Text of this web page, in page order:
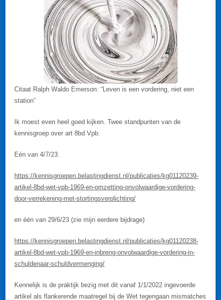
Citaat Ralph Waldo Emerson: “Leven is een vordering, niet een
station”
Ik moest even heel goed kijken. Twee standpunten van de
kennisgroep over art 8bd Vpb.
Eén van 4/7/23.
https://kennisgroepen.belastingdienst.nl/publicaties/kg01120239-
artikel-8bd-wet-vpb-1969-en-omzetting-onvolwaardige-vordering-
door-verrekening-met-stortingsverplichting/
en één van 29/6/23 (zie mijn eerdere bijdrage)
https://kennisgroepen.belastingdienst.nl/publicaties/kg01120238-
artikel-8bd-wet-vpb-1969-en-inbreng-onvolwaardige-vordering-in-
schuldenaar-schuldvermenging/
Kennelijk is de praktijk bezig met dit vanaf 1/1/2022 ingevoerde
artikel als flankerende maatregel bij de Wet tegengaan mismatches